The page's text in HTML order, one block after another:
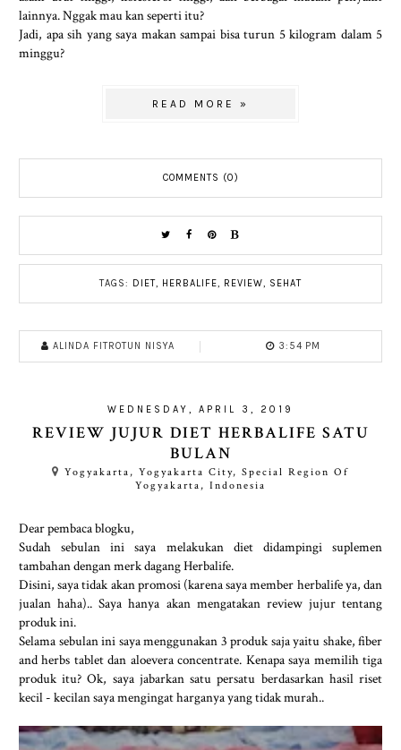
lainnya. Nggak mau kan seperti itu?
Jadi, apa sih yang saya makan sampai bisa turun 5 kilogram dalam 5
minggu?
READ MORE »
COMMENTS (0)
TAGS: DIET, HERBALIFE, REVIEW, SEHAT
ALINDA FITROTUN NISYA 3:54 PM
WEDNESDAY, APRIL 3, 2019
REVIEW JUJUR DIET HERBALIFE SATU
BULAN
Yogyakarta, Yogyakarta City, Special Region Of
Yogyakarta, Indonesia
Dear pembaca blogku,
Sudah sebulan ini saya melakukan diet didampingi suplemen
tambahan dengan merk dagang Herbalife.
Disini, saya tidak akan promosi (karena saya member herbalife ya, dan
jualan haha).. Saya hanya akan mengatakan review jujur tentang
produk ini.
Selama sebulan ini saya menggunakan 3 produk saja yaitu shake, fiber
and herbs tablet dan aloevera concentrate. Kenapa saya memilih tiga
produk itu? Ok, saya jabarkan satu persatu berdasarkan hasil riset
kecil - kecilan saya mengingat harganya yang tidak murah..